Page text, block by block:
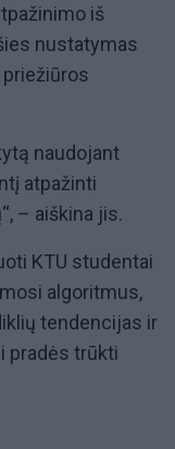
iš
nustatymas
naudojant
atpažinti
– aiškina jis.
KTU studentai
algoritmus,
tendencijas ir
pradės trūkti